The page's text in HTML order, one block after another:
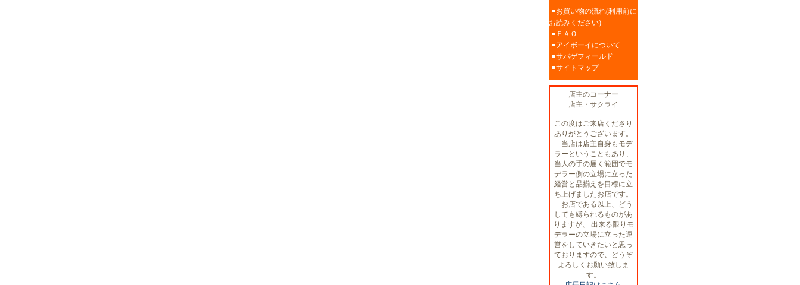
お買い物の流れ(利用前に
お読みください)
ＦＡＱ
アイボーイについて
サバゲフィールド
サイトマップ
店主のコーナー
店主・サクライ
この度はご来店くださり
ありがとうございます。
当店は店主自身もモデ
ラーということもあり、
当人の手の届く範囲でモ
デラー側の立場に立った
経営と品揃えを目標に立
ち上げましたお店です。
お店である以上、どう
しても縛られるものがあ
りますが、 出来る限りモ
デラーの立場に立った運
営をしていきたいと思っ
ておりますので、どうぞ
よろしくお願い致しま
す。